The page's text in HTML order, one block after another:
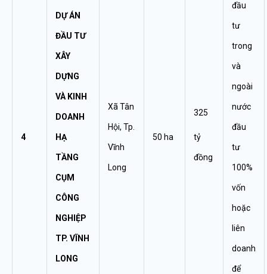
4
DỰ ÁN
ĐẦU TƯ
XÂY
DỰNG
VÀ KINH
DOANH
HẠ
TẦNG
CỤM
CÔNG
NGHIỆP
TP. VĨNH
LONG
Xã Tân
Hội, Tp.
Vĩnh
Long
50 ha
325
tỷ
đồng
đầu
tư
trong
và
ngoài
nước
đầu
tư
100%
vốn
hoặc
liên
doanh
để